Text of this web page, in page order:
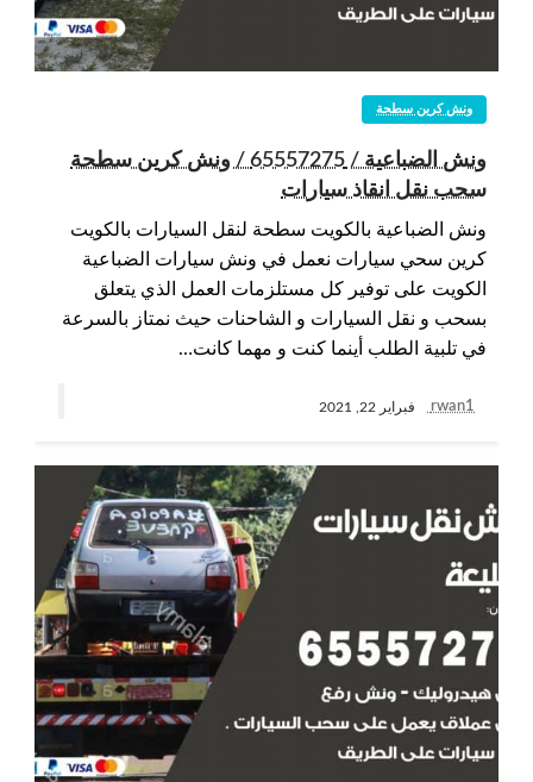
ونش كرين سطحة
ونش الضباعية / 65557275 / ونش كرين سطحة
سحب نقل انقاذ سيارات
ونش الضباعية بالكويت سطحة لنقل السيارات بالكويت
كرين سحي سيارات نعمل في ونش سيارات الضباعية
الكويت على توفير كل مستلزمات العمل الذي يتعلق
بسحب و نقل السيارات و الشاحنات حيث نمتاز بالسرعة
في تلبية الطلب أينما كنت و مهما كانت…
rwan1 فبراير 22, 2021